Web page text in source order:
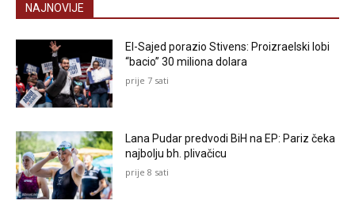
NAJNOVIJE
El-Sajed porazio Stivens: Proizraelski lobi
“bacio” 30 miliona dolara
prije 7 sati
Lana Pudar predvodi BiH na EP: Pariz čeka
najbolju bh. plivačicu
prije 8 sati